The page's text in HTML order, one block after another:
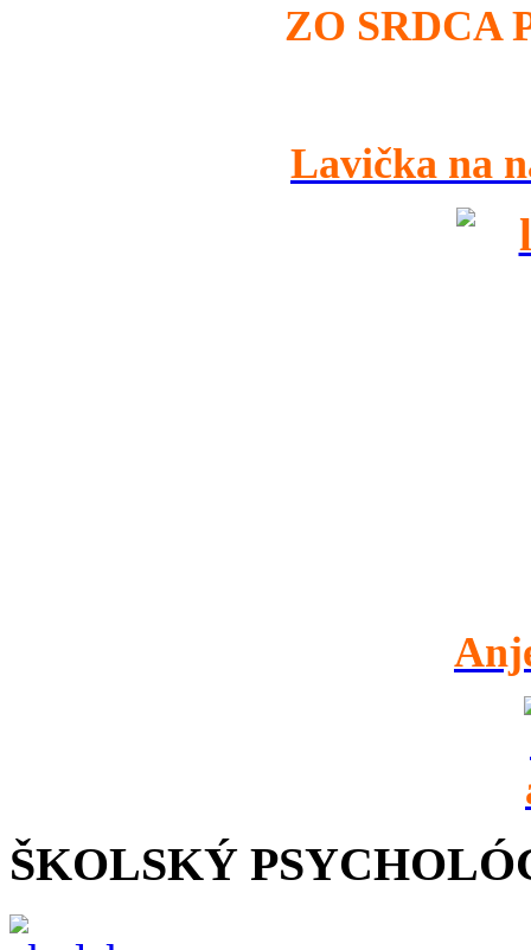
ZO SRDCA
Lavička na
ŠKOLSKÝ